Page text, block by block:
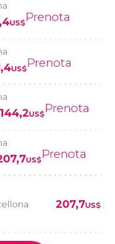
US$Prenota
US$Prenota
144,2US$Prenota
US$Prenota
207,7US$